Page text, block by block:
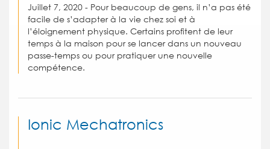
Juillet 7, 2020 - Pour beaucoup de gens, il n’a pas été
facile de s’adapter à la vie chez soi et à
l’éloignement physique. Certains profitent de leur
temps à la maison pour se lancer dans un nouveau
passe-temps ou pour pratiquer une nouvelle
compétence.
Ionic Mechatronics